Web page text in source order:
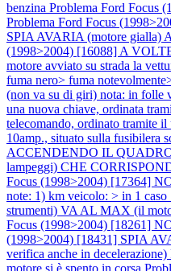
benzina Problema Ford
Problema Ford Focus
SPIA AVARIA (motore
(1998>2004) [16088] A
motore avviato su strada la
fuma nero> fuma
(non va su di giri) nota: in folle
una nuova chiave, ordinata
telecomando, ordinato tramite il
10amp., situato sulla fusibilera
ACCENDENDO IL
lampeggi) CHE
Focus (1998>2004) [17364]
note: 1) km veicolo: > in 1
strumenti) VA AL MAX (il
Focus (1998>2004) [18261]
(1998>2004) [18431] SPIA
verifica anche in decelerazione)
motore si è spento in corsa